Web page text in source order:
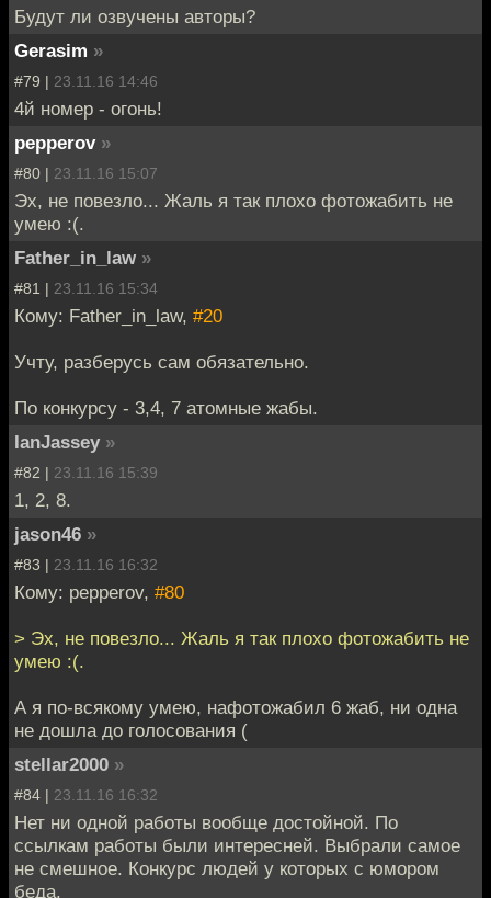
Будут ли озвучены авторы?
Gerasim »
#79 | 23.11.16 14:46
4й номер - огонь!
pepperov »
#80 | 23.11.16 15:07
Эх, не повезло... Жаль я так плохо фотожабить не
умею :(.
Father_in_law »
#81 | 23.11.16 15:34
Кому: Father_in_law, #20
Учту, разберусь сам обязательно.
По конкурсу - 3,4, 7 атомные жабы.
IanJassey »
#82 | 23.11.16 15:39
1, 2, 8.
jason46 »
#83 | 23.11.16 16:32
Кому: pepperov, #80
> Эх, не повезло... Жаль я так плохо фотожабить не
умею :(.
А я по-всякому умею, нафотожабил 6 жаб, ни одна
не дошла до голосования (
stellar2000 »
#84 | 23.11.16 16:32
Нет ни одной работы вообще достойной. По
ссылкам работы были интересней. Выбрали самое
не смешное. Конкурс людей у которых с юмором
беда.